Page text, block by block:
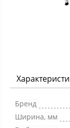
Бренд
Ширина, мм